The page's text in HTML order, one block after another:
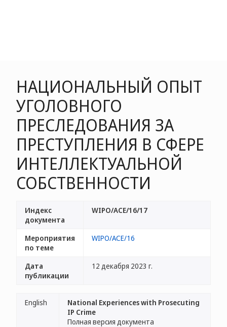
НАЦИОНАЛЬНЫЙ ОПЫТ
УГОЛОВНОГО
ПРЕСЛЕДОВАНИЯ ЗА
ПРЕСТУПЛЕНИЯ В СФЕРЕ
ИНТЕЛЛЕКТУАЛЬНОЙ
СОБСТВЕННОСТИ
Индекс
документа
WIPO/ACE/16/17
Мероприятия
по теме
WIPO/ACE/16
Дата
публикации
12 декабря 2023 г.
English
National Experiences with Prosecuting
IP Crime
Полная версия документа